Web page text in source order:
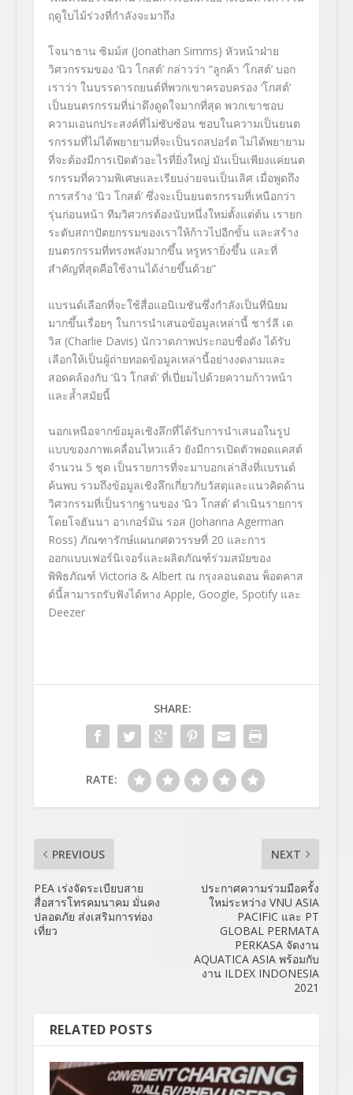
ฤดูใบไม้ร่วงที่กำลังจะมาถึง
โจนาธาน ซิมม์ส (Jonathan Simms) หัวหน้าฝ่าย
วิศวกรรมของ ‘นิว โกสต์’ กล่าวว่า “ลูกค้า ‘โกสต์’ บอก
เราว่า ในบรรดารถยนต์ที่พวกเขาครอบครอง ‘โกสต์’
เป็นยนตรกรรมที่น่าดึงดูดใจมากที่สุด พวกเขาชอบ
ความเอนกประสงค์ที่ไม่ซับซ้อน ชอบในความเป็นยนต
รกรรมที่ไม่ได้พยายามที่จะเป็นรถสปอร์ต ไม่ได้พยายาม
ที่จะต้องมีการเปิดตัวอะไรที่ยิ่งใหญ่ มันเป็นเพียงแค่ยนต
รกรรมที่ความพิเศษและเรียบง่ายจนเป็นเลิศ เมื่อพูดถึง
การสร้าง ‘นิว โกสต์’ ซึ่งจะเป็นยนตรกรรมที่เหนือกว่า
รุ่นก่อนหน้า ทีมวิศวกรต้องนับหนึ่งใหม่ตั้งแต่ต้น เรายก
ระดับสถาปัตยกรรมของเราให้ก้าวไปอีกขั้น และสร้าง
ยนตรกรรมที่ทรงพลังมากขึ้น หรูหรายิ่งขึ้น และที่
สำคัญที่สุดคือใช้งานได้ง่ายขึ้นด้วย”
แบรนด์เลือกที่จะใช้สื่อแอนิเมชันซึ่งกำลังเป็นที่นิยม
มากขึ้นเรื่อยๆ ในการนำเสนอข้อมูลเหล่านี้ ชาร์ลี เด
วิส (Charlie Davis) นักวาดภาพประกอบชื่อดัง ได้รับ
เลือกให้เป็นผู้ถ่ายทอดข้อมูลเหล่านี้อย่างงดงามและ
สอดคล้องกับ ‘นิว โกสต์’ ที่เปี่ยมไปด้วยความก้าวหน้า
และล้ำสมัยนี้
นอกเหนือจากข้อมูลเชิงลึกที่ได้รับการนำเสนอในรูป
แบบของภาพเคลื่อนไหวแล้ว ยังมีการเปิดตัวพอดแคสต์
จำนวน 5 ชุด เป็นรายการที่จะมาบอกเล่าสิ่งที่แบรนด์
ค้นพบ รวมถึงข้อมูลเชิงลึกเกี่ยวกับวัสดุและแนวคิดด้าน
วิศวกรรมที่เป็นรากฐานของ ‘นิว โกสต์’ ดำเนินรายการ
โดยโจฮันนา อาเกอร์มัน รอส (Johanna Agerman
Ross) ภัณฑารักษ์แผนกศตวรรษที่ 20 และการ
ออกแบบเฟอร์นิเจอร์และผลิตภัณฑ์ร่วมสมัยของ
พิพิธภัณฑ์ Victoria & Albert ณ กรุงลอนดอน พ็อดคาส
ต์นี้สามารถรับฟังได้ทาง Apple, Google, Spotifyและ
Deezer
SHARE:
RATE:
PREVIOUS
PEA เร่งจัดระเบียบสาย
สื่อสารโทรคมนาคม มั่นคง
ปลอดภัย ส่งเสริมการท่อง
เที่ยว
NEXT
ประกาศความร่วมมือครั้ง
ใหม่ระหว่าง VNU ASIA
PACIFIC และ PT
GLOBAL PERMATA
PERKASA จัดงาน
AQUATICA ASIA พร้อมกับ
งาน ILDEX INDONESIA
2021
RELATED POSTS